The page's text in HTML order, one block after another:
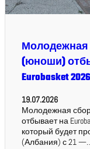
Молодежная
(юноши)
Eurobasket
19.07.2026
Молодежная
отбывает на
который будет
(Албания) с 21